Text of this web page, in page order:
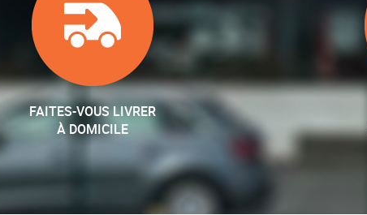
FAITES-VOUS LIVRER
À DOMICILE